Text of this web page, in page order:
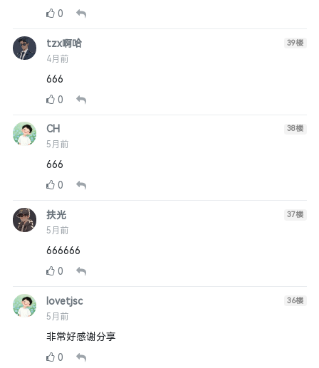
0
tzx啊哈
4月前
39楼
666
0
CH
5月前
38楼
666
0
扶光
5月前
37楼
666666
0
lovetjsc
5月前
36楼
非常好感谢分享
0